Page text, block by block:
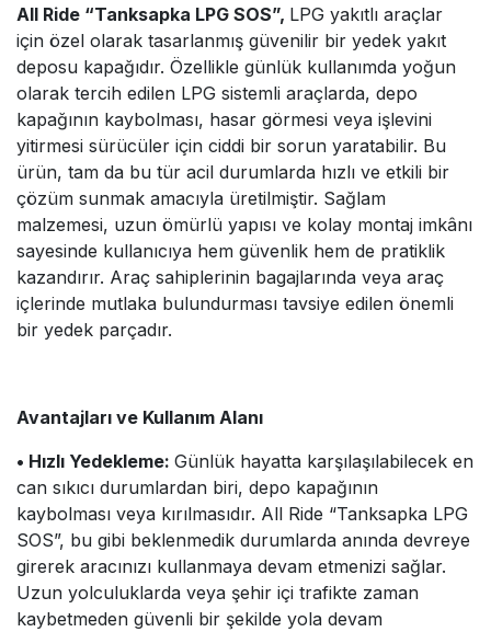
All Ride “Tanksapka LPG SOS”, LPG yakıtlı araçlar
için özel olarak tasarlanmış güvenilir bir yedek yakıt
deposu kapağıdır. Özellikle günlük kullanımda yoğun
olarak tercih edilen LPG sistemli araçlarda, depo
kapağının kaybolması, hasar görmesi veya işlevini
yitirmesi sürücüler için ciddi bir sorun yaratabilir. Bu
ürün, tam da bu tür acil durumlarda hızlı ve etkili bir
çözüm sunmak amacıyla üretilmiştir. Sağlam
malzemesi, uzun ömürlü yapısı ve kolay montaj imkânı
sayesinde kullanıcıya hem güvenlik hem de pratiklik
kazandırır. Araç sahiplerinin bagajlarında veya araç
içlerinde mutlaka bulundurması tavsiye edilen önemli
bir yedek parçadır.
Avantajları ve Kullanım Alanı
• Hızlı Yedekleme: Günlük hayatta karşılaşılabilecek en
can sıkıcı durumlardan biri, depo kapağının
kaybolması veya kırılmasıdır. All Ride “Tanksapka LPG
SOS”, bu gibi beklenmedik durumlarda anında devreye
girerek aracınızı kullanmaya devam etmenizi sağlar.
Uzun yolculuklarda veya şehir içi trafikte zaman
kaybetmeden güvenli bir şekilde yola devam